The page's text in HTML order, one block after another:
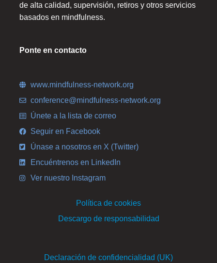
de alta calidad, supervisión, retiros y otros servicios
basados en mindfulness.
Ponte en contacto
www.mindfulness-network.org
conference@mindfulness-network.org
Únete a la lista de correo
Seguir en Facebook
Únase a nosotros en X (Twitter)
Encuéntrenos en LinkedIn
Ver nuestro Instagram
Política de cookies
Descargo de responsabilidad
Declaración de confidencialidad (UK)